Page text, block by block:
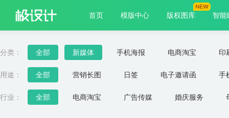
首页 模版中心 版权图库 智能
分类： 全部 新媒体 手机海报 电商淘宝 印
用途： 全部 营销长图 日签 电子邀请函 手
朋友圈封面 早安 课程封面 微信头像
行业： 全部 电商淘宝 广告传媒 婚庆服务